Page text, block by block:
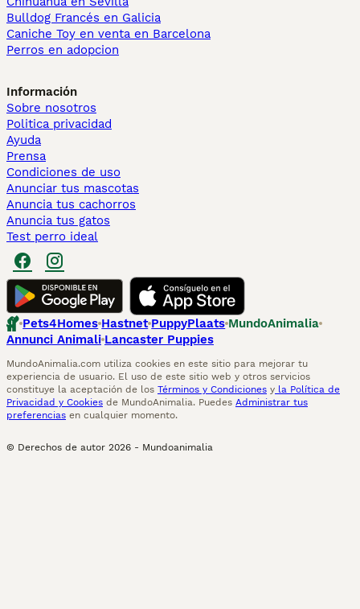
Bulldog Francés en Galicia
Caniche Toy en venta en Barcelona
Perros en adopcion
Información
Sobre nosotros
Politica privacidad
Ayuda
Prensa
Condiciones de uso
Anunciar tus mascotas
Anuncia tus cachorros
Anuncia tus gatos
Test perro ideal
Pets4Homes Hastnet PuppyPlaats MundoAnimalia
Annunci Animali Lancaster Puppies
MundoAnimalia.com utiliza cookies en este sitio para mejorar tu
experiencia de usuario. El uso de este sitio web y otros servicios
constituye la aceptación de los Términos y Condiciones y la Política de
Privacidad y Cookies de MundoAnimalia. Puedes Administrar tus
preferencias en cualquier momento.
© Derechos de autor 2026 - Mundoanimalia